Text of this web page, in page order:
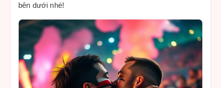
bên dưới nhé!